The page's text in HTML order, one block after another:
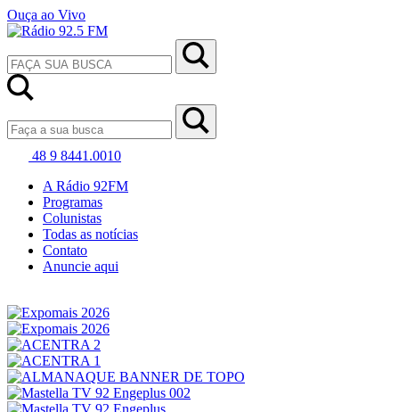
Ouça ao Vivo
48 9 8441.0010
A Rádio 92FM
Programas
Colunistas
Todas as notícias
Contato
Anuncie aqui